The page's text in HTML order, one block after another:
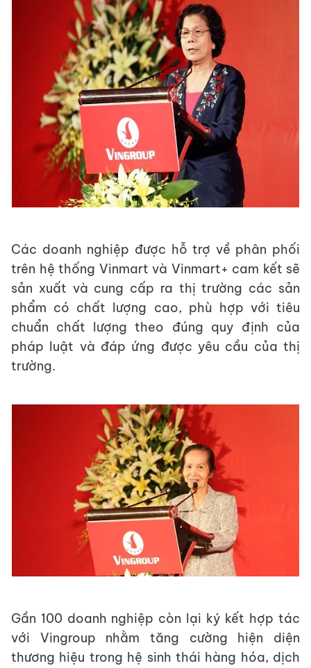
Các doanh nghiệp được hỗ trợ về phân phối
trên hệ thống Vinmart và Vinmart+ cam kết sẽ
sản xuất và cung cấp ra thị trường các sản
phẩm có chất lượng cao, phù hợp với tiêu
chuẩn chất lượng theo đúng quy định của
pháp luật và đáp ứng được yêu cầu của thị
trường.
Gần 100 doanh nghiệp còn lại ký kết hợp tác
với Vingroup nhằm tăng cường hiện diện
thương hiệu trong hệ sinh thái hàng hóa, dịch